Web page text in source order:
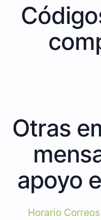
Otras
apoyo
Horario